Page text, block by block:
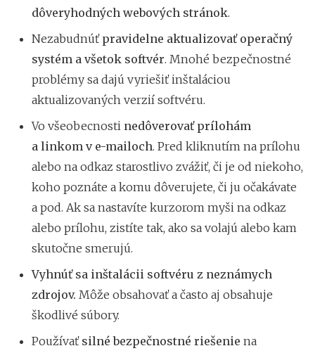
dôveryhodných webových stránok.
Nezabudnúť pravidelne aktualizovať operačný
systém a všetok softvér. Mnohé bezpečnostné
problémy sa dajú vyriešiť inštaláciou
aktualizovaných verzií softvéru.
Vo všeobecnosti nedôverovať prílohám
a linkom v e-mailoch. Pred kliknutím na prílohu
alebo na odkaz starostlivo zvážiť, či je od niekoho,
koho poznáte a komu dôverujete, či ju očakávate
a pod. Ak sa nastavíte kurzorom myši na odkaz
alebo prílohu, zistíte tak, ako sa volajú alebo kam
skutočne smerujú.
Vyhnúť sa inštalácii softvéru z neznámych
zdrojov. Môže obsahovať a často aj obsahuje
škodlivé súbory.
Používať silné bezpečnostné riešenie na